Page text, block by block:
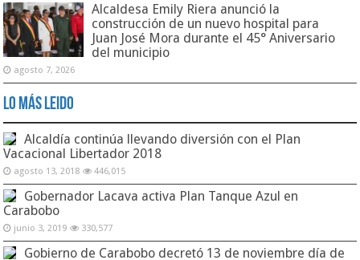
Alcaldesa Emily Riera anunció la
construcción de un nuevo hospital para
Juan José Mora durante el 45° Aniversario
del municipio
agosto 7, 2026
Lo Más Leido
Alcaldía continúa llevando diversión con el Plan
Vacacional Libertador 2018
agosto 13, 2018 446,015
Gobernador Lacava activa Plan Tanque Azul en
Carabobo
junio 3, 2019 330,577
Gobierno de Carabobo decretó 13 de noviembre día de